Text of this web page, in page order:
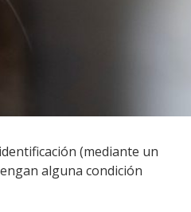
(mediante un
alguna condición